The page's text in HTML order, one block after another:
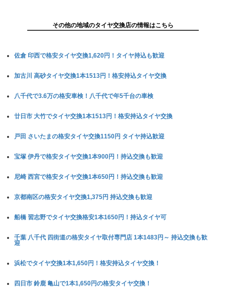
その他の地域のタイヤ交換店の情報はこちら
佐倉 印西で格安タイヤ交換1,620円！タイヤ持込も歓迎
加古川 高砂タイヤ交換1本1513円！格安持込タイヤ交換
八千代で3.6万の格安車検！八千代で年5千台の車検
廿日市 大竹でタイヤ交換1本1513円！格安持込タイヤ交換
戸田 さいたまの格安タイヤ交換1150円 タイヤ持込歓迎
宝塚 伊丹で格安タイヤ交換1本900円！持込交換も歓迎
尼崎 西宮で格安タイヤ交換1本650円！持込交換も歓迎
京都南区の格安タイヤ交換1,375円 持込交換も歓迎
船橋 習志野でタイヤ交換格安1本1650円！持込タイヤ可
千葉 八千代 四街道の格安タイヤ取付専門店 1本1483円～ 持込交換も歓
迎
浜松でタイヤ交換1本1,650円！格安持込タイヤ交換！
四日市 鈴鹿 亀山で1本1,650円の格安タイヤ交換！